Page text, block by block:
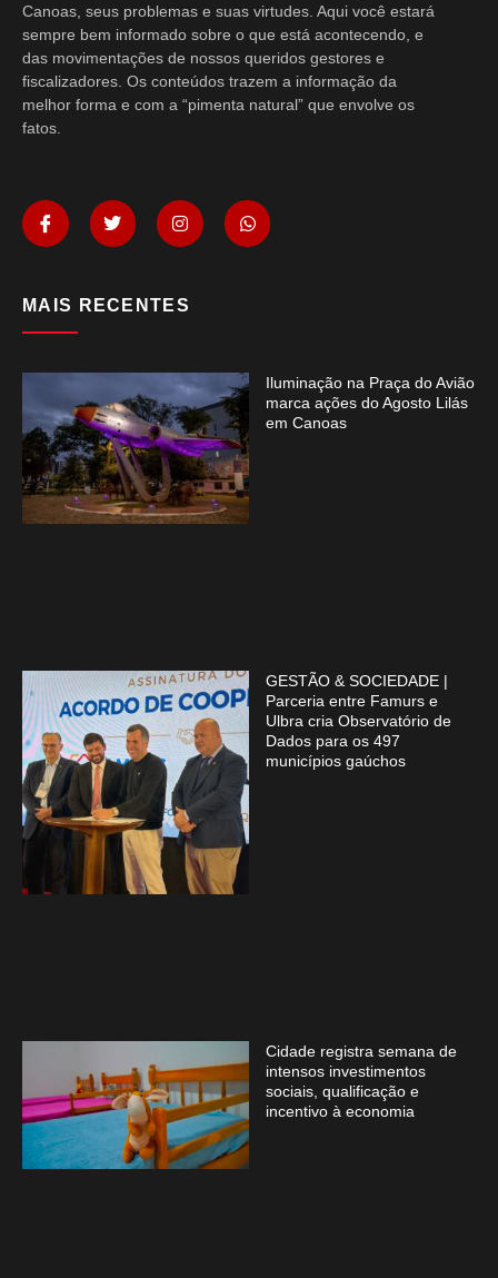
Canoas, seus problemas e suas virtudes. Aqui você estará
sempre bem informado sobre o que está acontecendo, e
das movimentações de nossos queridos gestores e
fiscalizadores. Os conteúdos trazem a informação da
melhor forma e com a “pimenta natural” que envolve os
fatos.
MAIS RECENTES
Iluminação na Praça do Avião
marca ações do Agosto Lilás
em Canoas
GESTÃO & SOCIEDADE |
Parceria entre Famurs e
Ulbra cria Observatório de
Dados para os 497
municípios gaúchos
Cidade registra semana de
intensos investimentos
sociais, qualificação e
incentivo à economia